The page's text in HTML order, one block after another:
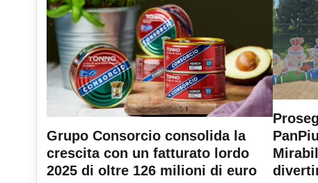
Grupo Consorcio consolida la
crescita con un fatturato lordo
2025 di oltre 126 milioni di euro